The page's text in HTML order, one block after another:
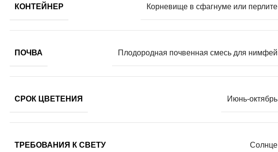
КОНТЕЙНЕР Корневище в сфагнуме или перлите
ПОЧВА Плодородная почвенная смесь для нимфей
СРОК ЦВЕТЕНИЯ Июнь-октябрь
ТРЕБОВАНИЯ К СВЕТУ Солнце